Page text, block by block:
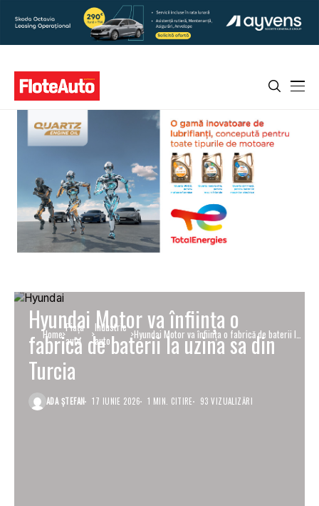
Home Piaţa
auto
Industrie
auto
Hyundai Motor va înființa o fabrică de baterii la
uzina sa din Turcia
Hyundai Motor va înființa o
fabrică de baterii la uzina sa din
Turcia
ADA ȘTEFAN 17 IUNIE 2026 1 MIN. CITIRE 93 VIZUALIZĂRI